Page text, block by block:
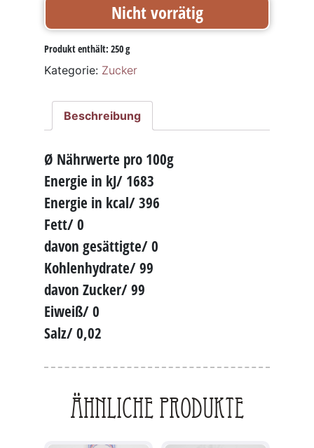
Nicht vorrätig
Produkt enthält: 250g
Kategorie: Zucker
Beschreibung
Ø Nährwerte pro 100g
Energie in kJ/ 1683
Energie in kcal/ 396
Fett/ 0
davon gesättigte/ 0
Kohlenhydrate/ 99
davon Zucker/ 99
Eiweiß/ 0
Salz/ 0,02
Ähnliche Produkte